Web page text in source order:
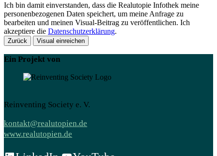
Ich bin damit einverstanden, dass die Realutopie Infothek meine
personenbezogenen Daten speichert, um meine Anfrage zu
bearbeiten und meinen Visual-Beitrag zu veröffentlichen. Ich
akzeptiere die Datenschutzerklärung.
Zurück Visual einreichen
Ein Projekt von
Reinventing Society e. V.
kontakt@realutopien.de
www.realutopien.de